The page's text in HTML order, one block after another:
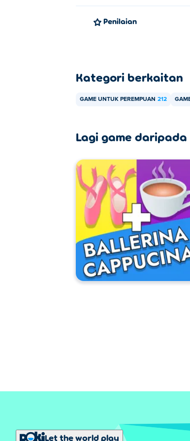
Penilaian
Kategori berkaitan
GAME UNTUK PEREMPUAN 212
Lagi game
Let the world play